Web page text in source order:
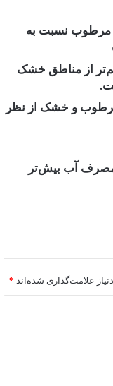
مرطوب نسبت به
از مناطق خشک
‏مرطوب و خشک از نظر
مصرف آب بیش‌تر
علامت‌گذاری شده‌اند *